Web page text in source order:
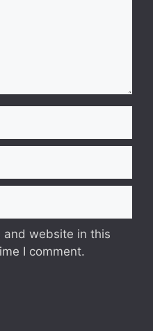
and website in this
I comment.